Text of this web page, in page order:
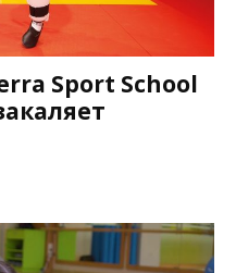
Sport School